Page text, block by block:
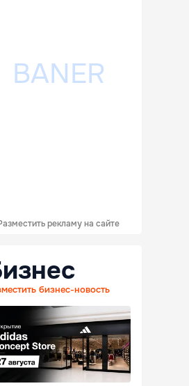
рекламу на сайте
бизнес-новость